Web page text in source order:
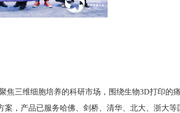
焦三维细胞培养的科研市场，围绕生物3D打印
，产品已服务哈佛、剑桥、清华、北大、浙大